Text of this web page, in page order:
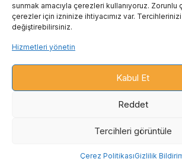
sunmak amacıyla çerezleri kullanıyoruz.
çerezler için izninize ihtiyacımız var.
değiştirebilirsiniz.
Hizmetleri yönetin
Kabul Et
Reddet
Tercihleri ​​görüntüle
Çerez PolitikasıGizlilik
info@prinwork.com
PRINT ON DEMAND